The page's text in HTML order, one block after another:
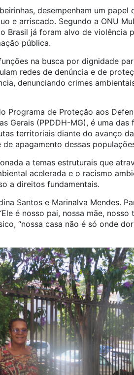
desempenham um papel
e arriscado. Segundo a ONU
Brasil já foram alvo de violência
pública.
na busca por dignidade
redes de denúncia e de
denunciando crimes
de Proteção aos
Gerais (PPDDH-MG), é uma
territoriais diante do avanço
apagamento dessas
a temas estruturais que
acelerada e o racismo
a direitos fundamentais.
Santos e Marinalva Mendes.
é nosso pai, nossa mãe, nosso
“nossa casa não é só onde